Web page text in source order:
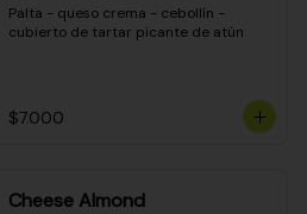
Palta - queso crema - cebollín -
cubierto de tartar picante de atún
$7.000
Cheese Almond